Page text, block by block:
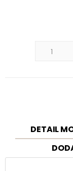
DETAIL